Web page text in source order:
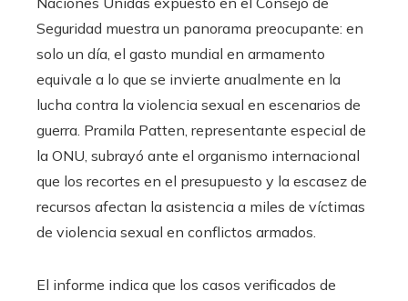
Seguridad muestra un panorama preocupante: en
solo un día, el gasto mundial en armamento
equivale a lo que se invierte anualmente en la
lucha contra la violencia sexual en escenarios de
guerra. Pramila Patten, representante especial de
la ONU, subrayó ante el organismo internacional
que los recortes en el presupuesto y la escasez de
recursos afectan la asistencia a miles de víctimas
de violencia sexual en conflictos armados.
El informe indica que los casos verificados de